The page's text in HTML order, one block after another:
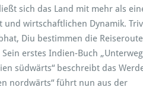
sich das Land mit mehr als
wirtschaftlichen Dynamik.
Diu bestimmen die
erstes Indien-Buch
südwärts“ beschreibt das
nordwärts“ führt nun aus der